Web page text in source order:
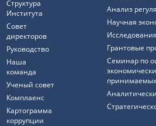
Структура
Института
Совет
директоров
Руководство
Наша
команда
Ученый совет
Комплаенс
Картограмма
коррупции
Анализ
Научная
Грантовые
Семинар по
принимаемых